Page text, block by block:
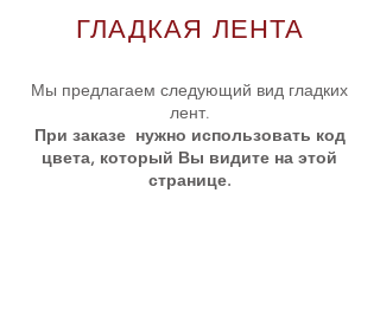
ГЛАДКАЯ ЛЕНТА
Мы предлагаем следующий вид гладких
лент.
При заказе нужно использовать код
цвета, который Вы видите на этой
странице.